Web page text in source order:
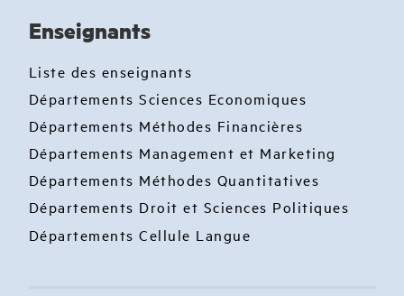
Enseignants
Liste des enseignants
Départements Sciences Economiques
Départements Méthodes Financières
Départements Management et Marketing
Départements Méthodes Quantitatives
Départements Droit et Sciences Politiques
Départements Cellule Langue